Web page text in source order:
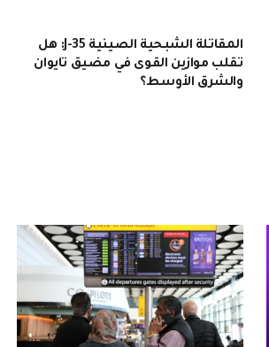
المقاتلة الشبحية الصينية J-35: هل
تقلب موازين القوى في مضيق تايوان
والشرق الأوسط؟